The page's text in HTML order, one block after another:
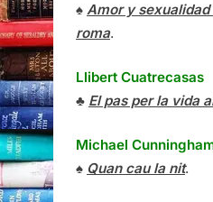
♠ Amor y sexualidad
roma.
Llibert Cuatrecasas
♣ El pas per la vida
Michael
♠ Quan cau la nit.